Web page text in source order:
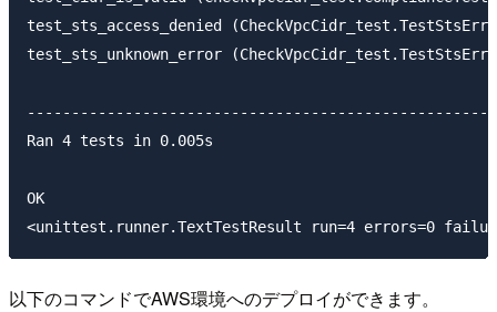
test_sts_access_denied
test_sts_unknown_error
Ran 4 tests in 0.005s
OK
以下のコマンドでAWS環境へのデプロイができます。